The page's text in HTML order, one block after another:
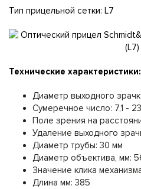
Тип прицельной сетки: L7
Технические характеристики:
Диаметр выходного
Сумеречное число: 7,1 -
Поле зрения на
Удаление выходного
Диаметр трубы: 30 мм
Диаметр объектива, мм:
Значение клика
Длина мм: 385